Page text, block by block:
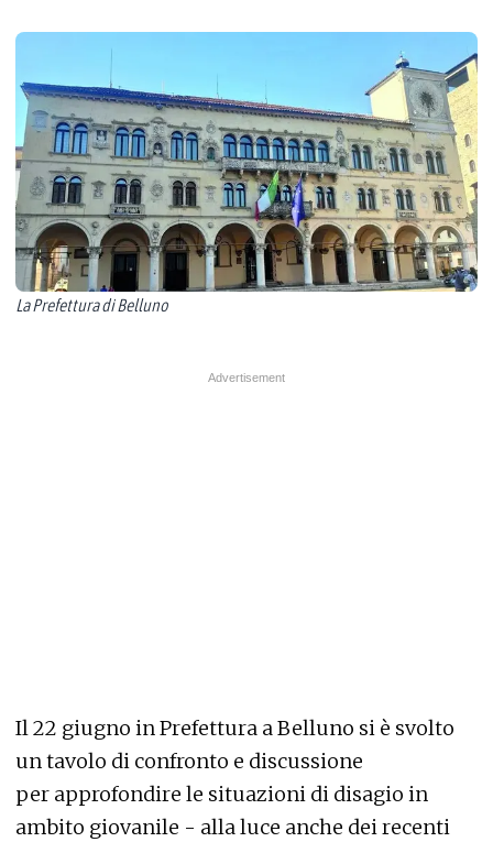
La Prefettura di Belluno
Il 22 giugno in Prefettura a Belluno si è svolto
un tavolo di confronto e discussione
per approfondire le situazioni di disagio in
ambito giovanile - alla luce anche dei recenti